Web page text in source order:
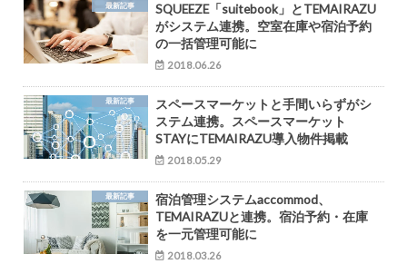
最新記事
SQUEEZE「suitebook」とTEMAIRAZU
がシステム連携。空室在庫や宿泊予約
の一括管理可能に
2018.06.26
最新記事
スペースマーケットと手間いらずがシ
ステム連携。スペースマーケット
STAYにTEMAIRAZU導入物件掲載
2018.05.29
最新記事
宿泊管理システムaccommod、
TEMAIRAZUと連携。宿泊予約・在庫
を一元管理可能に
2018.03.26